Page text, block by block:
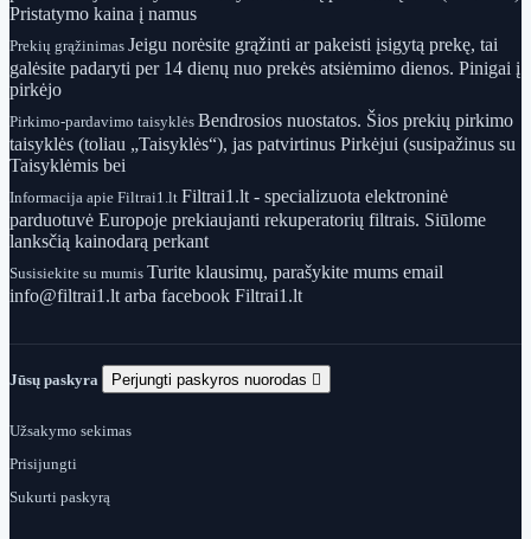
Pristatymo kaina į namus
Prekių grąžinimas Jeigu norėsite grąžinti ar pakeisti įsigytą prekę, tai
galėsite padaryti per 14 dienų nuo prekės atsiėmimo dienos. Pinigai į
pirkėjo
Pirkimo-pardavimo taisyklės Bendrosios nuostatos. Šios prekių pirkimo
taisyklės (toliau „Taisyklės“), jas patvirtinus Pirkėjui (susipažinus su
Taisyklėmis bei
Informacija apie Filtrai1.lt Filtrai1.lt - specializuota elektroninė
parduotuvė Europoje prekiaujanti rekuperatorių filtrais. Siūlome
lanksčią kainodarą perkant
Susisiekite su mumis Turite klausimų, parašykite mums email
info@filtrai1.lt arba facebook Filtrai1.lt
Jūsų paskyra Perjungti paskyros nuorodas 
Užsakymo sekimas
Prisijungti
Sukurti paskyrą